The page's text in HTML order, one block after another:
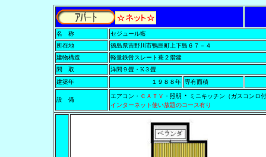
名 称
セジュール藍
所在地
徳島県吉野川市鴨島町上下島６７－４
建物構造
軽量鉄骨スレート葺２階建
間 取
洋間９畳・K３畳
建築年
１９８８年 専有面積
設 備
エアコン・ ＣＡＴＶ ・照明 ・
ミニキッチン（ガスコンロ
インターネット使い放題のコース有り